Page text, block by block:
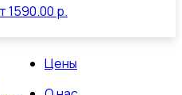
1590.00 р.
Цены